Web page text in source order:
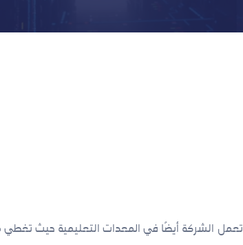
تعمل الشركة أيضًا في المعدات التعليمية حيث تغطي